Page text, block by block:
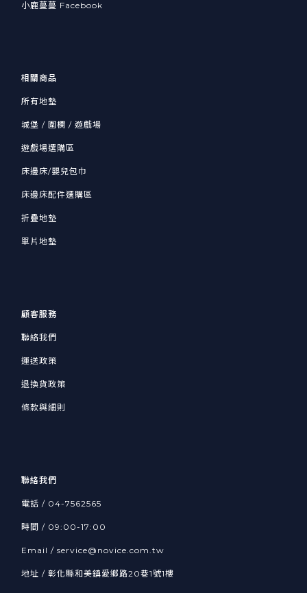
小鹿蔓蔓 Facebook
相關商品
所有地墊
城堡 / 圍欄 / 遊戲場
遊戲場選購區
床邊床/嬰兒包巾
床邊床配件選購區
折疊地墊
單片地墊
顧客服務
聯絡我們
運送政策
退換貨政策
條款與細則
聯絡我們
電話 / 04-7562565
時間 / 09:00-17:00
Email / service@novice.com.tw
地址 / 彰化縣和美鎮愛鄉路20巷1號1樓